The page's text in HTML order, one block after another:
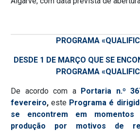
PROGRAMA
DESDE 1 DE MARÇO QUE SE
PROGRAMA
De acordo com a Portaria n.º
fevereiro,este Programa é
se encontrem em
produção por motivos de